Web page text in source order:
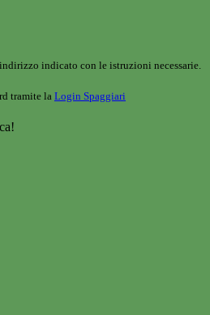
indicato con le istruzioni necessarie.
tramite la Login Spaggiari